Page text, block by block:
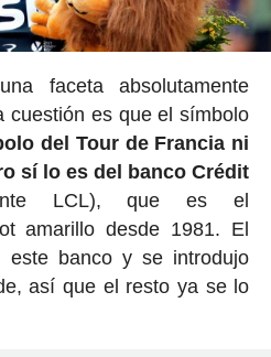
faceta absolutamente
cuestión es que el símbolo
del Tour de Francia ni
sí lo es del banco Crédit
LCL), que es el
amarillo desde 1981. El
banco y se introdujo
así que el resto ya se lo